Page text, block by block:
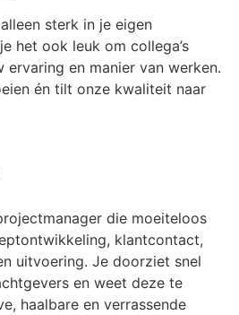
sterk in je eigen
het ook leuk om collega’s
ervaring en manier van werken.
én tilt onze kwaliteit naar
die moeiteloos
klantcontact,
uitvoering. Je doorziet snel
en weet deze te
haalbare en verrassende